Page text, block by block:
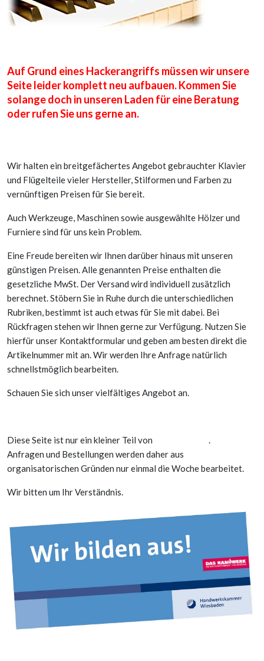
Auf Grund eines Hackerangriffs müssen wir unsere
Seite leider komplett neu aufbauen. Kommen Sie
solange doch in unseren Laden für eine Beratung
oder rufen Sie uns gerne an.
Wir halten ein breitgefächertes Angebot gebrauchter Klavier
und Flügelteile vieler Hersteller, Stilformen und Farben zu
vernünftigen Preisen für Sie bereit.
Auch Werkzeuge, Maschinen sowie ausgewählte Hölzer und
Furniere sind für uns kein Problem.
Eine Freude bereiten wir Ihnen darüber hinaus mit unseren
günstigen Preisen. Alle genannten Preise enthalten die
gesetzliche MwSt. Der Versand wird individuell zusätzlich
berechnet. Stöbern Sie in Ruhe durch die unterschiedlichen
Rubriken, bestimmt ist auch etwas für Sie mit dabei. Bei
Rückfragen stehen wir Ihnen gerne zur Verfügung. Nutzen Sie
hierfür unser Kontaktformular und geben am besten direkt die
Artikelnummer mit an. Wir werden Ihre Anfrage natürlich
schnellstmöglich bearbeiten.
Schauen Sie sich unser vielfältiges Angebot an.
Diese Seite ist nur ein kleiner Teil von
.
Anfragen und Bestellungen werden daher aus
organisatorischen Gründen nur einmal die Woche bearbeitet.
Wir bitten um Ihr Verständnis.